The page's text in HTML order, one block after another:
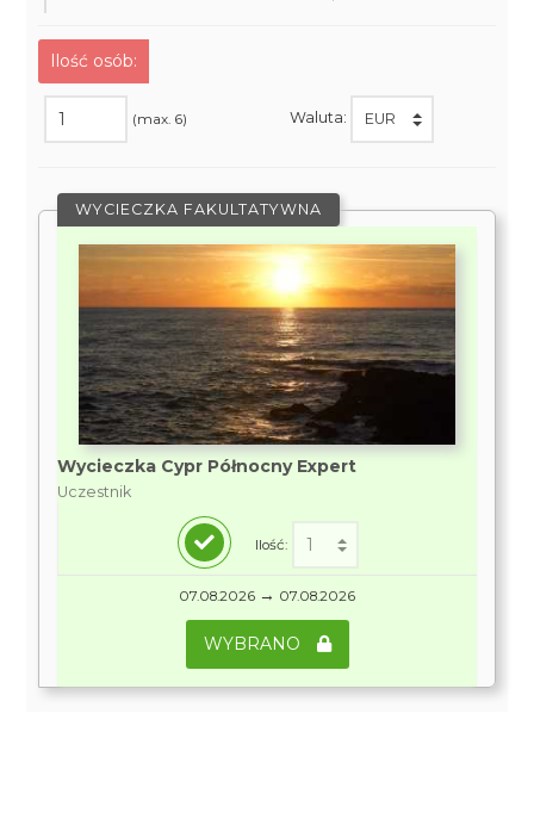
Ilość osób:
(max. 6) Waluta:
WYCIECZKA FAKULTATYWNA
Wycieczka Cypr Północny Expert
Uczestnik
Ilość:
07.08.2026 → 07.08.2026
WYBRANO